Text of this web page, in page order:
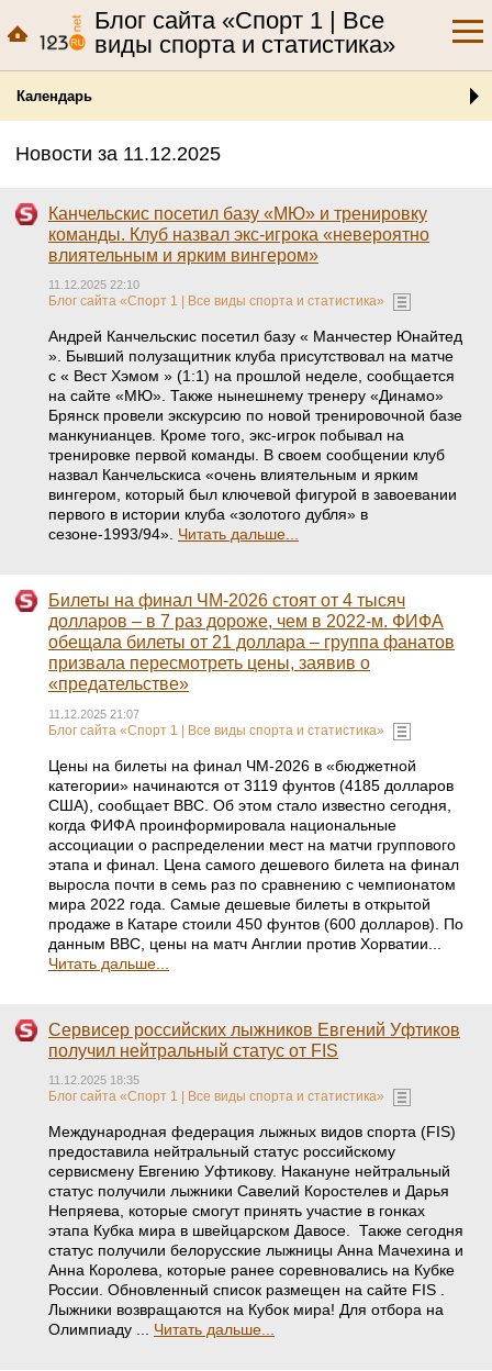
Блог сайта «Спорт 1 | Все
виды спорта и статистика»
Календарь
Новости за 11.12.2025
Канчельскис посетил базу «МЮ» и тренировку
команды. Клуб назвал экс-игрока «невероятно
влиятельным и ярким вингером»
11.12.2025 22:10
Блог сайта «Спорт 1 | Все виды спорта и статистика»
Андрей Канчельскис посетил базу « Манчестер Юнайтед
». Бывший полузащитник клуба присутствовал на матче
с « Вест Хэмом » (1:1) на прошлой неделе, сообщается
на сайте «МЮ». Также нынешнему тренеру «Динамо»
Брянск провели экскурсию по новой тренировочной базе
манкунианцев. Кроме того, экс-игрок побывал на
тренировке первой команды. В своем сообщении клуб
назвал Канчельскиса «очень влиятельным и ярким
вингером, который был ключевой фигурой в завоевании
первого в истории клуба «золотого дубля» в
сезоне-1993/94». Читать дальше...
Билеты на финал ЧМ-2026 стоят от 4 тысяч
долларов – в 7 раз дороже, чем в 2022-м. ФИФА
обещала билеты от 21 доллара – группа фанатов
призвала пересмотреть цены, заявив о
«предательстве»
11.12.2025 21:07
Блог сайта «Спорт 1 | Все виды спорта и статистика»
Цены на билеты на финал ЧМ-2026 в «бюджетной
категории» начинаются от 3119 фунтов (4185 долларов
США), сообщает BBC. Об этом стало известно сегодня,
когда ФИФА проинформировала национальные
ассоциации о распределении мест на матчи группового
этапа и финал. Цена самого дешевого билета на финал
выросла почти в семь раз по сравнению с чемпионатом
мира 2022 года. Самые дешевые билеты в открытой
продаже в Катаре стоили 450 фунтов (600 долларов). По
данным BBC, цены на матч Англии против Хорватии...
Читать дальше...
Сервисер российских лыжников Евгений Уфтиков
получил нейтральный статус от FIS
11.12.2025 18:35
Блог сайта «Спорт 1 | Все виды спорта и статистика»
Международная федерация лыжных видов спорта (FIS)
предоставила нейтральный статус российскому
сервисмену Евгению Уфтикову. Накануне нейтральный
статус получили лыжники Савелий Коростелев и Дарья
Непряева, которые смогут принять участие в гонках
этапа Кубка мира в швейцарском Давосе. Также сегодня
статус получили белорусские лыжницы Анна Мачехина и
Анна Королева, которые ранее соревновались на Кубке
России. Обновленный список размещен на сайте FIS .
Лыжники возвращаются на Кубок мира! Для отбора на
Олимпиаду ... Читать дальше...